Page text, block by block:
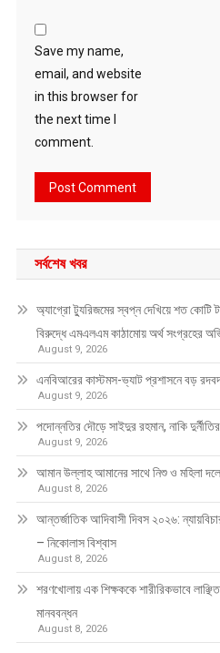
Save my name,
email, and website
in this browser for
the next time I
comment.
সর্বশেষ খবর
অ্যাগ্রো ট্যুরিজমের স্বপ্ন দেখিয়ে শত কোটি
বিরুদ্ধে এমএলএম কাঠামোয় অর্থ সংগ্রহের
August 9, 2026
এনবিআরের কাস্টমস-ভ্যাট প্রশাসনে বড়
August 9, 2026
পদোন্নতির দৌড়ে সাইদুর রহমান, নাকি
August 9, 2026
আমান উল্লাহ আমানের সাথে নিশু ও মহিলা
August 8, 2026
আন্তর্জাতিক আদিবাসী দিবস ২০২৬:
– নিকোলাস বিশ্বাস
August 8, 2026
শরণখোলায় এক শিক্ষককে শারীরিকভাবে
মানববন্ধন
August 8, 2026